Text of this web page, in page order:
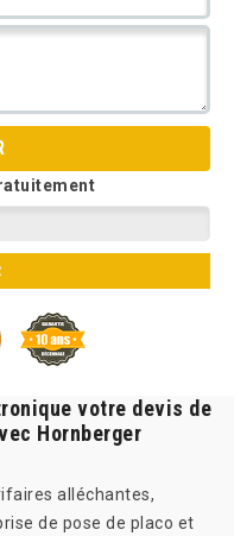
votre devis de
Hornberger
alléchantes,
de pose de placo et